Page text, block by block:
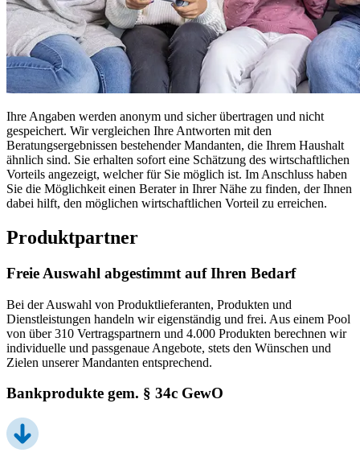
Ihre Angaben werden anonym und sicher übertragen und nicht
gespeichert. Wir vergleichen Ihre Antworten mit den
Beratungsergebnissen bestehender Mandanten, die Ihrem Haushalt
ähnlich sind. Sie erhalten sofort eine Schätzung des wirtschaftlichen
Vorteils angezeigt, welcher für Sie möglich ist. Im Anschluss haben
Sie die Möglichkeit einen Berater in Ihrer Nähe zu finden, der Ihnen
dabei hilft, den möglichen wirtschaftlichen Vorteil zu erreichen.
Produktpartner
Freie Auswahl abgestimmt auf Ihren Bedarf
Bei der Auswahl von Produktlieferanten, Produkten und
Dienstleistungen handeln wir eigenständig und frei. Aus einem Pool
von über 310 Vertragspartnern und 4.000 Produkten berechnen wir
individuelle und passgenaue Angebote, stets den Wünschen und
Zielen unserer Mandanten entsprechend.
Bankprodukte gem. § 34c GewO